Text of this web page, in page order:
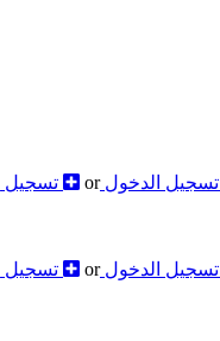
تسجيل الدخولor تسجيل
تسجيل الدخولor تسجيل